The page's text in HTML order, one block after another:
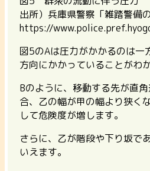
出所）兵庫県警察「雑踏警
https://
図5のAは圧力がかかるのは一
方向にかかっていることがわ
Bのように、移動する先が直
合、乙の幅が甲の幅より狭く
して危険度が増します。
さらに、乙が階段や下り坂で
いえます。